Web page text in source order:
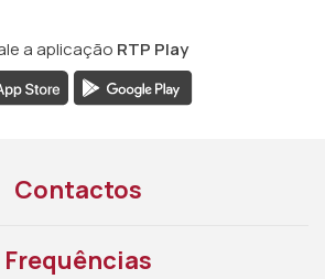
a aplicação RTP Play
Contactos
Frequências